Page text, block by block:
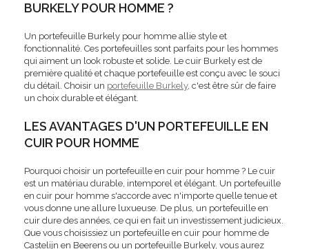
BURKELY POUR HOMME ?
Un portefeuille Burkely pour homme allie style et
fonctionnalité. Ces portefeuilles sont parfaits pour les hommes
qui aiment un look robuste et solide. Le cuir Burkely est de
première qualité et chaque portefeuille est conçu avec le souci
du détail. Choisir un portefeuille Burkely, c'est être sûr de faire
un choix durable et élégant.
LES AVANTAGES D'UN PORTEFEUILLE EN
CUIR POUR HOMME
Pourquoi choisir un portefeuille en cuir pour homme ? Le cuir
est un matériau durable, intemporel et élégant. Un portefeuille
en cuir pour homme s'accorde avec n'importe quelle tenue et
vous donne une allure luxueuse. De plus, un portefeuille en
cuir dure des années, ce qui en fait un investissement judicieux.
Que vous choisissiez un portefeuille en cuir pour homme de
Castelijn en Beerens ou un portefeuille Burkely, vous aurez